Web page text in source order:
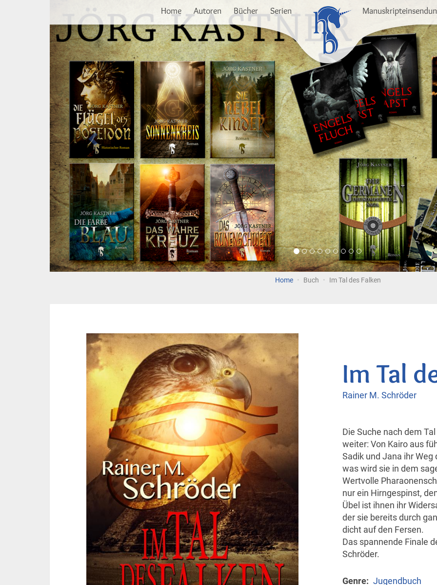
Home Autoren Bücher Serien
Home Buch Im Tal des Falken
Im Tal
Rainer M. Schröder
Die Suche nach dem
weiter: Von Kairo aus
Sadik und Jana ihr Weg
was wird sie in dem
Wertvolle
nur ein Hirngespinst,
Übel ist ihnen ihr
der sie bereits durch
dicht auf den Fersen.
Das spannende Finale
Schröder.
Genre
Jugendbuch